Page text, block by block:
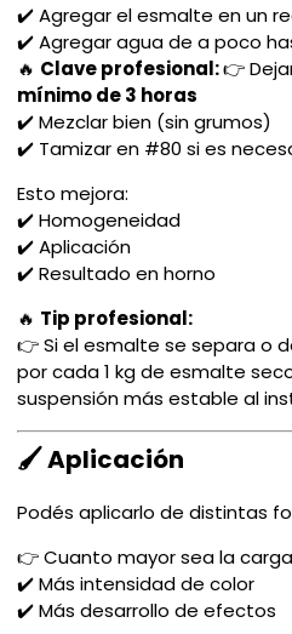
✔️ Agregar el esmalte en un
✔️ Agregar agua de a poco
🔥 Clave profesional:👉
mínimo de 3 horas
✔️ Mezclar bien (sin grumos)
✔️ Tamizar en #80 si es
Esto mejora:
✔️ Homogeneidad
✔️ Aplicación
✔️ Resultado en horno
🔥 Tip profesional:
👉 Si el esmalte se separa o
por cada 1 kg de esmalte
suspensión más estable al
🖌️ Aplicación
Podés aplicarlo de distintas
👉 Cuanto mayor sea la
✔️ Más intensidad de color
✔️ Más desarrollo de efectos